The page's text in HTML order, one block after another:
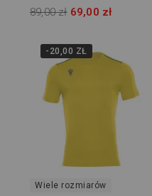
89,00 zł 69,00 zł
-20,00 ZŁ
Wiele rozmiarów